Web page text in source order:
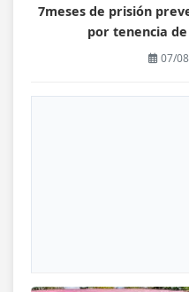
7meses de prisión
por tenencia
07/